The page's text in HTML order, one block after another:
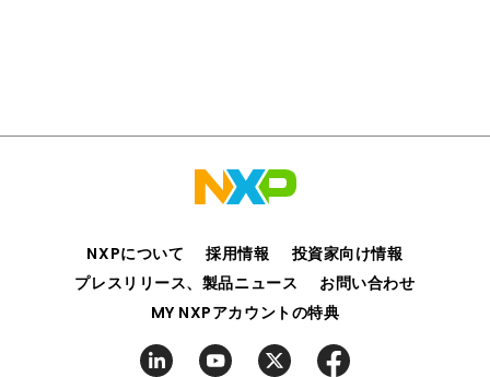
NXPについて 採用情報
投資家向け情報
プレスリリース、製品ニュース
お問い合わせ
MY NXPアカウントの特典